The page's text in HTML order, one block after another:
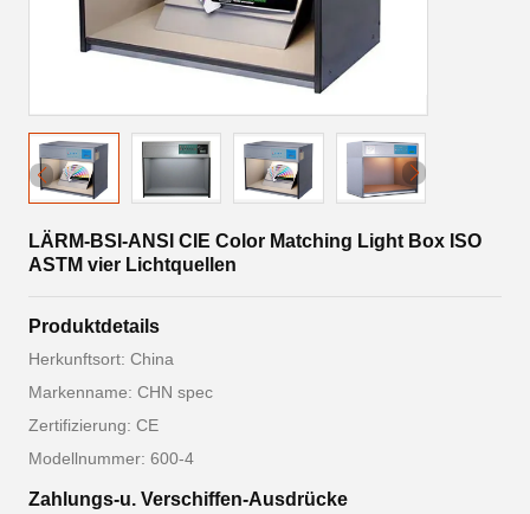
LÄRM-BSI-ANSI CIE Color Matching Light Box ISO
ASTM vier Lichtquellen
Produktdetails
Herkunftsort: China
Markenname: CHN spec
Zertifizierung: CE
Modellnummer: 600-4
Zahlungs-u. Verschiffen-Ausdrücke